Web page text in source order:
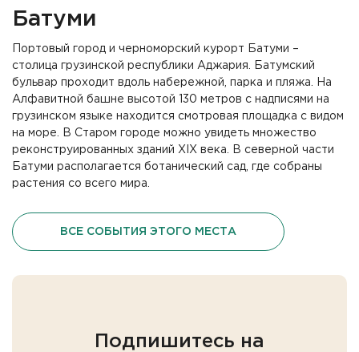
Батуми
Портовый город и черноморский курорт Батуми –
столица грузинской республики Аджария. Батумский
бульвар проходит вдоль набережной, парка и пляжа. На
Алфавитной башне высотой 130 метров с надписями на
грузинском языке находится смотровая площадка с видом
на море. В Cтаром городе можно увидеть множество
реконструированных зданий XIX века. В северной части
Батуми располагается ботанический сад, где собраны
растения со всего мира.
ВСЕ СОБЫТИЯ ЭТОГО МЕСТА
Подпишитесь на